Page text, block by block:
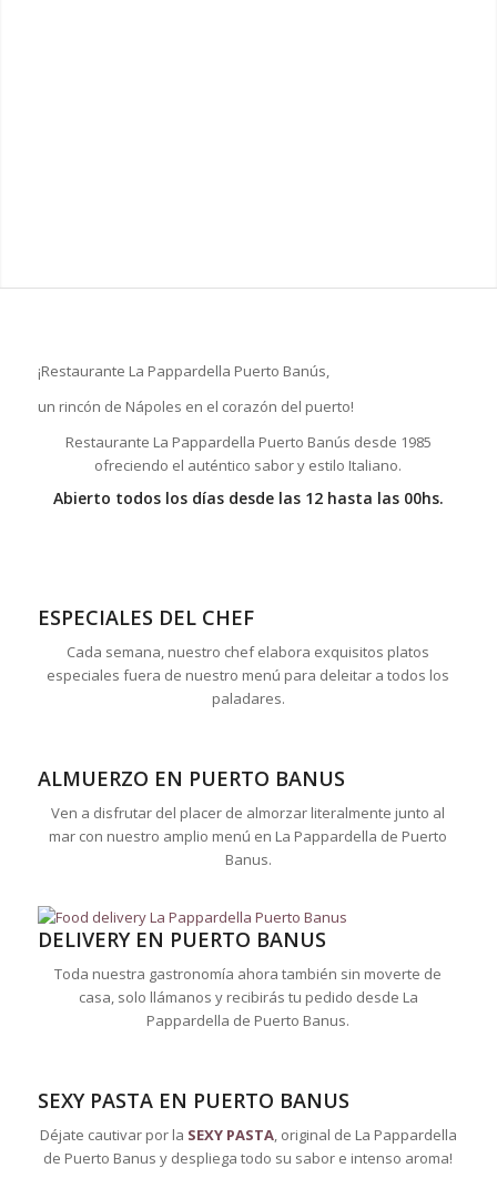
¡Restaurante La Pappardella Puerto Banús,
un rincón de Nápoles en el corazón del puerto!
Restaurante La Pappardella Puerto Banús desde 1985
ofreciendo el auténtico sabor y estilo Italiano.
Abierto todos los días desde las 12 hasta las 00hs.
ESPECIALES DEL CHEF
Cada semana, nuestro chef elabora exquisitos platos
especiales fuera de nuestro menú para deleitar a todos los
paladares.
ALMUERZO EN PUERTO BANUS
Ven a disfrutar del placer de almorzar literalmente junto al
mar con nuestro amplio menú en La Pappardella de Puerto
Banus.
DELIVERY EN PUERTO BANUS
Toda nuestra gastronomía ahora también sin moverte de
casa, solo llámanos y recibirás tu pedido desde La
Pappardella de Puerto Banus.
SEXY PASTA EN PUERTO BANUS
Déjate cautivar por la SEXY PASTA, original de La Pappardella
de Puerto Banus y despliega todo su sabor e intenso aroma!